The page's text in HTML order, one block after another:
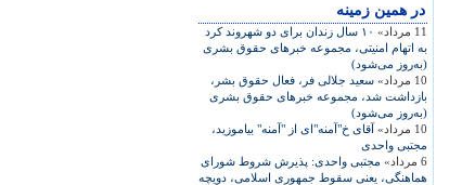
در همين زمينه
11 مرداد»
۱۰ سال زندان برای دو شهروند کرد
به اتهام امنيتی، مجموعه خبرهای حقوق بشری
(به‌روز می‌شود)
10 مرداد»
سعيد جلالی فر، فعال حقوق بشر،
بازداشت شد، مجموعه خبرهای حقوق بشری
(به‌روز می‌شود)
10 مرداد»
آقای خ"آمنه"ای از "آمنه" بیاموزید،
مجتبی واحدی
6 مرداد»
مجتبی واحدی: پذیرش شروط شورای
هماهنگی، یعنی سقوط جمهوری اسلامی، دويچه